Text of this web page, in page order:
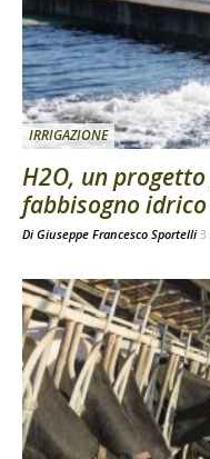
IRRIGAZIONE
H2O, un
fabbisogno
Di Giuseppe Francesco Sportelli 3